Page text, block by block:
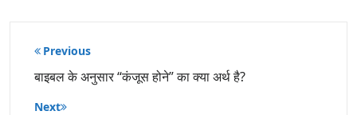
पोस्ट
नेविगेशन
Previous
बाइबल के अनुसार “कंजूस होने” का क्या अर्थ है?
Next